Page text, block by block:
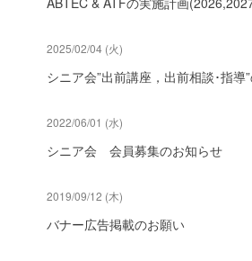
2025/02/04 (火)
シニア会”出前講座，出前相談･指導
2022/06/01 (水)
シニア会 会員募集のお知らせ
2019/09/12 (木)
バナー広告掲載のお願い